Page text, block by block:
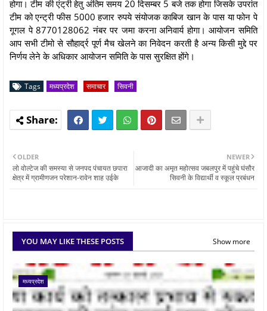
होगा। टीम की एंट्री हेतु अंतिम समय 20 दिसम्बर 5 बजे तक होगा जिसके उपरांत
टीम को एन्ट्री फीस 5000 हजार रुपये संयोजक काबिज खान के पास या फोन पे
गूगल पे 8770128062 नंबर पर जमा करना अनिवार्य होगा। आयोजन समिति
आप सभी टीमो से सौहार्द्र पूर्ण मैच खेलने का निवेदन करती है अन्य किसी मुद्दे पर
निर्णय लेने के अधिकार आयोजन समिति के पास सुरक्षित होंगे।
Tags मध्यप्रदेश समाचार सिवनी
NEWER
आजादी का अमृत महोत्सव जबलपुर में पहुंचे घंसौर
सिवनी के विद्यार्थी व स्कूल प्रबंधन
OLDER
लो वोल्टेज की समस्या से जनपद पंचायत छपारा
क्षेत्र में ग्रामीणजन परेशान-रावेन शाह उईके
YOU MAY LIKE THESE POSTS Show more
मध्यप्रदेश